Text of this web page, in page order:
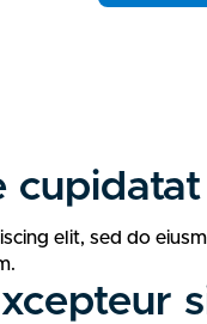
elit, sed do